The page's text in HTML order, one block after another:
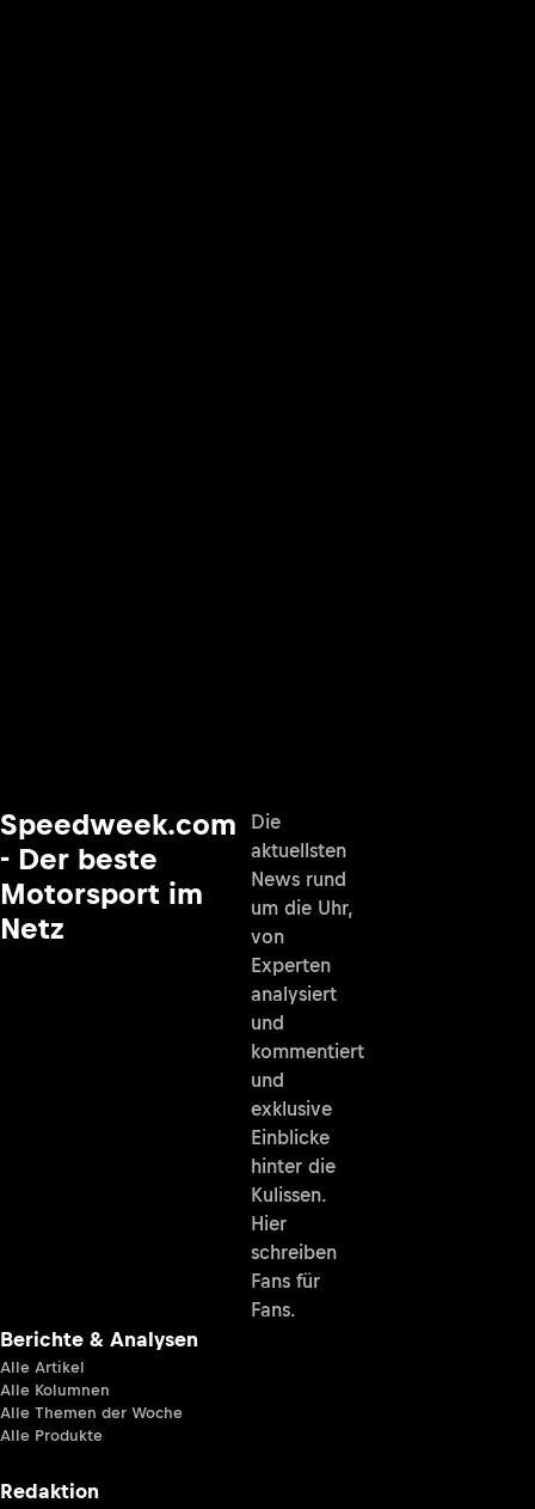
Speedweek.com
- Der beste
Motorsport im
Netz
Die
aktuellsten
News rund
um die Uhr,
von
Experten
analysiert
und
kommentiert
und
exklusive
Einblicke
hinter die
Kulissen.
Hier
schreiben
Fans für
Fans.
Berichte & Analysen
Alle Artikel
Alle Kolumnen
Alle Themen der Woche
Alle Produkte
Redaktion